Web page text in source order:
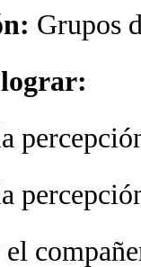
Grupos